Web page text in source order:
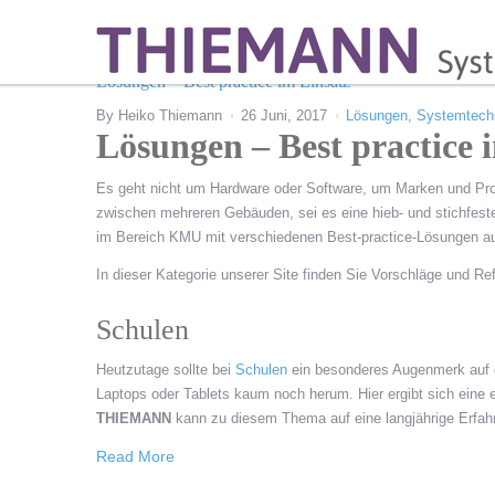
Lösungen – Best practice im Einsatz
By Heiko Thiemann 26 Juni, 2017 Lösungen,
Lösungen – Best practice
Es geht nicht um Hardware oder Software, um Marken und
zwischen mehreren Gebäuden, sei es eine hieb- und
im Bereich KMU mit verschiedenen Best-practice-Lösungen
In dieser Kategorie unserer Site finden Sie Vorschläge und
Schulen
Heutzutage sollte bei Schulen ein besonderes Augenmerk
Laptops oder Tablets kaum noch herum. Hier ergibt sich
THIEMANN kann zu diesem Thema auf eine langjährige
Read More